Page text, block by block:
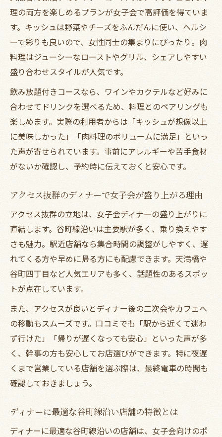
おしゃれ空間で楽しむ肉料理とキッシュ夜会
おしゃれ空間で堪能するディナー女子会の
魅力
ディナーで味わう肉料理とキッシュの贅沢
体験
女子会ディナーは雰囲気重視で選ぶのがコ
ツ
インスタ映えするディナーで女子会を演出
肉料理とキッシュの華やかディナーを楽し
む夜
ディナーを盛り上げるおすすめ女子会活用法
め
飲み放題で盛り上がる女子会の活用術とは
肉料理とキッシュをシェアするディナーの
楽しみ
女子会ディナーで絆を深めるおすすめ方法
ディナーで女子会を思い出に残す過ごし方
理の両方を楽しめるプランが女子会で高評価を得ていま
す。キッシュは野菜やチーズをふんだんに使い、ヘルシ
ーで彩りも良いので、女性同士の集まりにぴったり。肉
料理はジューシーなローストやグリル、シェアしやすい
盛り合わせスタイルが人気です。
飲み放題付きコースなら、ワインやカクテルなど好みに
合わせてドリンクを選べるため、料理とのペアリングも
楽しめます。実際の利用者からは「キッシュが想像以上
に美味しかった」「肉料理のボリュームに満足」といっ
た声が寄せられています。事前にアレルギーや苦手食材
がないか確認し、予約時に伝えておくと安心です。
アクセス抜群のディナーで女子会が盛り上がる理由
アクセス抜群の立地は、女子会ディナーの盛り上がりに
直結します。谷町線沿いは主要駅が多く、乗り換えやす
さも魅力。駅近店舗なら集合時間の調整がしやすく、遅
れてくる方や早めに帰る方にも配慮できます。天満橋や
谷町四丁目など人気エリアも多く、話題性のあるスポッ
トが点在しています。
また、アクセスが良いとディナー後の二次会やカフェへ
の移動もスムーズです。口コミでも「駅から近くて迷わ
ず行けた」「帰りが遅くなっても安心」といった声が多
く、幹事の方も安心してお店選びができます。特に夜遅
くまで営業している店舗を選ぶ際は、最終電車の時間も
確認しておきましょう。
ディナーに最適な谷町線沿い店舗の特徴とは
ディナーに最適な谷町線沿いの店舗は、女子会向けのポ